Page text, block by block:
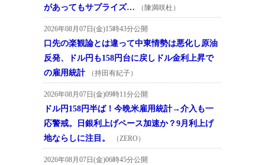
があってもサプライズ…
（陳満咲杜）
2026年08月07日(金)15時43分公開
口先の楽観論とは違って中東情勢は悪化し原油
反発、ドル円も158円台に戻しドル金利上昇で
の雇用統計
（持田有紀子）
2026年08月07日(金)09時11分公開
ドル円158円半ば！今晩米雇用統計→介入も一
応警戒。日銀利上げペース加速か？9月利上げ
地ならしに注目。
（ZERO）
2026年08月07日(金)06時45分公開